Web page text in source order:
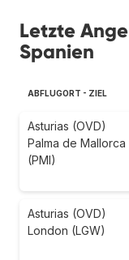
Letzte
Spanien
ABFLUGORT - ZIEL
Asturias (OVD)
Palma de Mallorca
(PMI)
Asturias (OVD)
London (LGW)